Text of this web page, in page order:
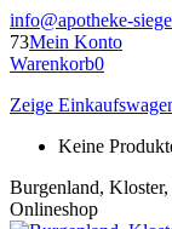
Zum
Inhalt
springen
info@apotheke-
73Mein Konto
Warenkorb0
Zeige
Keine
Burgenland,
Onlineshop